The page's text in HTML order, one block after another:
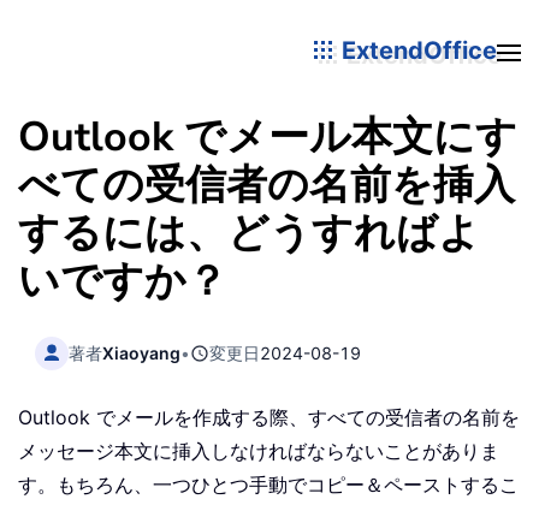
ExtendOffice
Outlook でメール本文にす
べての受信者の名前を挿入
するには、どうすればよ
いですか？
著者Xiaoyang• 変更日2024-08-19
Outlook でメールを作成する際、すべての受信者の名前を
メッセージ本文に挿入しなければならないことがありま
す。もちろん、一つひとつ手動でコピー＆ペーストするこ